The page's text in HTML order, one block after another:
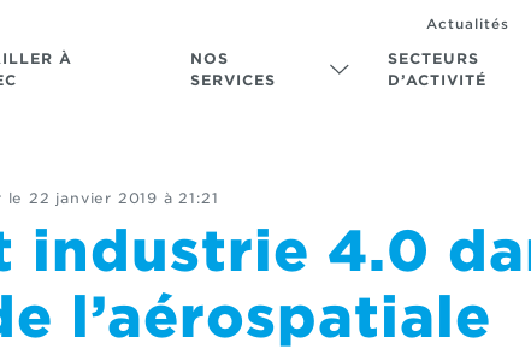
À
NOS
SERVICES
SECTEURS
D’ACTIVITÉ
Actualités
le 22 janvier 2019 à 21:21
industrie 4.0
l’aérospatiale